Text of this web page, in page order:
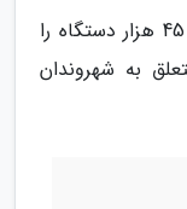
به گفته کارشناسان، این ویروس تاکنون 45 هزار دستگاه را
به شهروندان